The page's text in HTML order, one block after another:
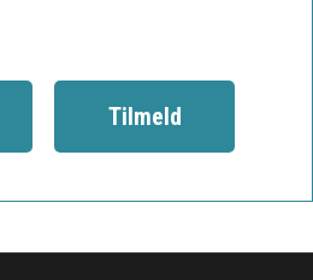
Tilmeld